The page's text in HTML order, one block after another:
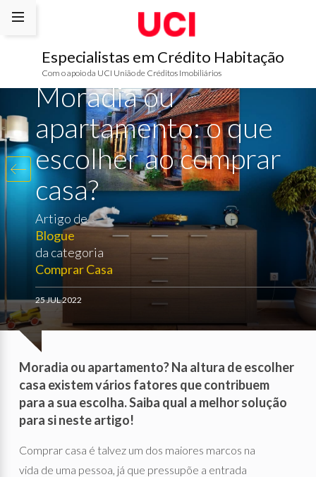
Especialistas em Crédito Habitação
Com o apoio da UCI União de Créditos Imobiliários
Moradia ou
apartamento: o que
escolher ao comprar
casa?
Artigo de
Blogue
da categoria
Comprar Casa
25 JUL 2022
Moradia ou apartamento? Na altura de escolher
casa existem vários fatores que contribuem
para a sua escolha. Saiba qual a melhor solução
para si neste artigo!
Comprar casa é talvez um dos maiores marcos na
vida de uma pessoa, já que pressupõe a entrada